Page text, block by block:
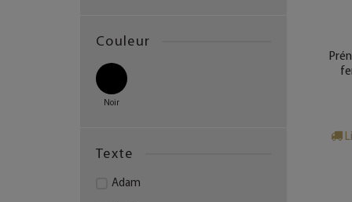
Couleur
Noir
Texte
Adam